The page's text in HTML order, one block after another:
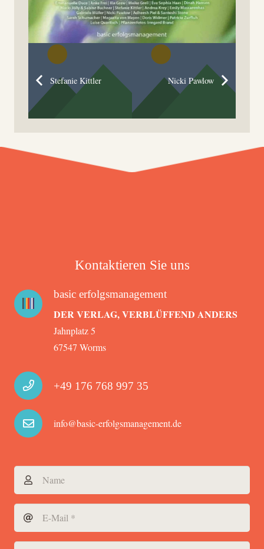
Stefanie Kittler Nicki Pawlow
Kontaktieren Sie uns
basic erfolgsmanagement
DER VERLAG, VERBLÜFFEND ANDERS
Jahnplatz 5
67547 Worms
+49 176 768 997 35
info@basic-erfolgsmanagement.de